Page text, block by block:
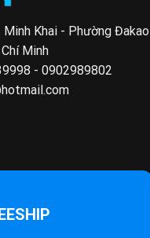
Khai - Phường Đakao
Minh
- 0902989802